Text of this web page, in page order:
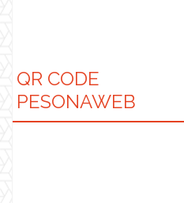
QR CODE
PESONAWEB